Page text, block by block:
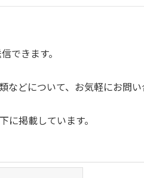
できます。
どについて、お気軽にお問い
掲載しています。